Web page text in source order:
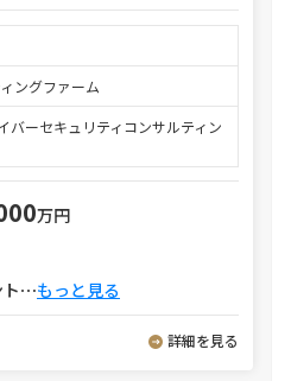
ングファーム
バーセキュリティコンサルティン
万円
⋯もっと見る
詳細を見る